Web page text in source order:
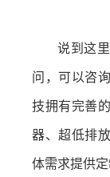
说到这
问，可以咨
技拥有完善
器、超低排
体需求提供定